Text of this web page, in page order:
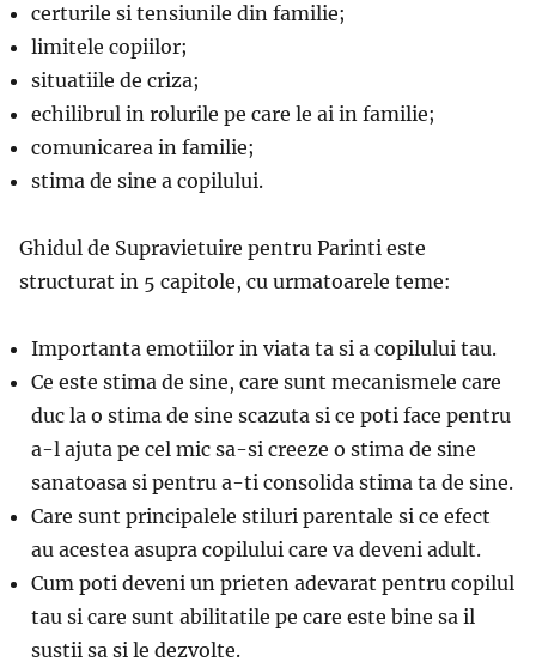
certurile si tensiunile din familie;
limitele copiilor;
situatiile de criza;
echilibrul in rolurile pe care le ai in familie;
comunicarea in familie;
stima de sine a copilului.
Ghidul de Supravietuire pentru Parinti este
structurat in 5 capitole, cu urmatoarele teme:
Importanta emotiilor in viata ta si a copilului tau.
Ce este stima de sine, care sunt mecanismele care
duc la o stima de sine scazuta si ce poti face pentru
a-l ajuta pe cel mic sa-si creeze o stima de sine
sanatoasa si pentru a-ti consolida stima ta de sine.
Care sunt principalele stiluri parentale si ce efect
au acestea asupra copilului care va deveni adult.
Cum poti deveni un prieten adevarat pentru copilul
tau si care sunt abilitatile pe care este bine sa il
sustii sa si le dezvolte.